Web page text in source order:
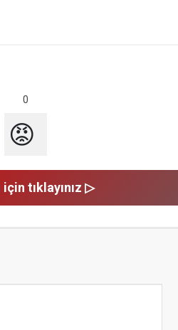
0
😡
için tıklayınız ▷